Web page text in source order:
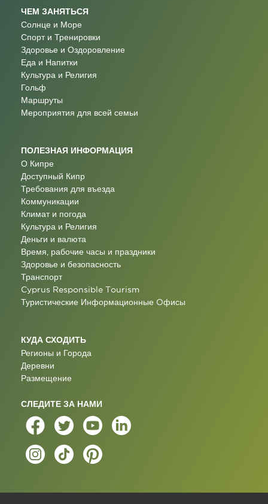
ЧЕМ ЗАНЯТЬСЯ
Солнце и Море
Спорт и Тренировки
Здоровье и Оздоровление
Еда и Напитки
Культура и Религия
Гольф
Маршруты
Мероприятия для всей семьи
ПОЛЕЗНАЯ ИНФОРМАЦИЯ
О Кипре
Доступный Кипр
Требования для въезда
Коммуникации
Климат и погода
Культура и Религия
Деньги и валюта
Время, рабочие часы и праздники
Здоровье и безопасность
Транспорт
Cyprus Responsible Tourism
Туристические Информационные Oфисы
КУДА СХОДИТЬ
Регионы и Города
Деревни
Размещение
СЛЕДИТЕ ЗА НАМИ